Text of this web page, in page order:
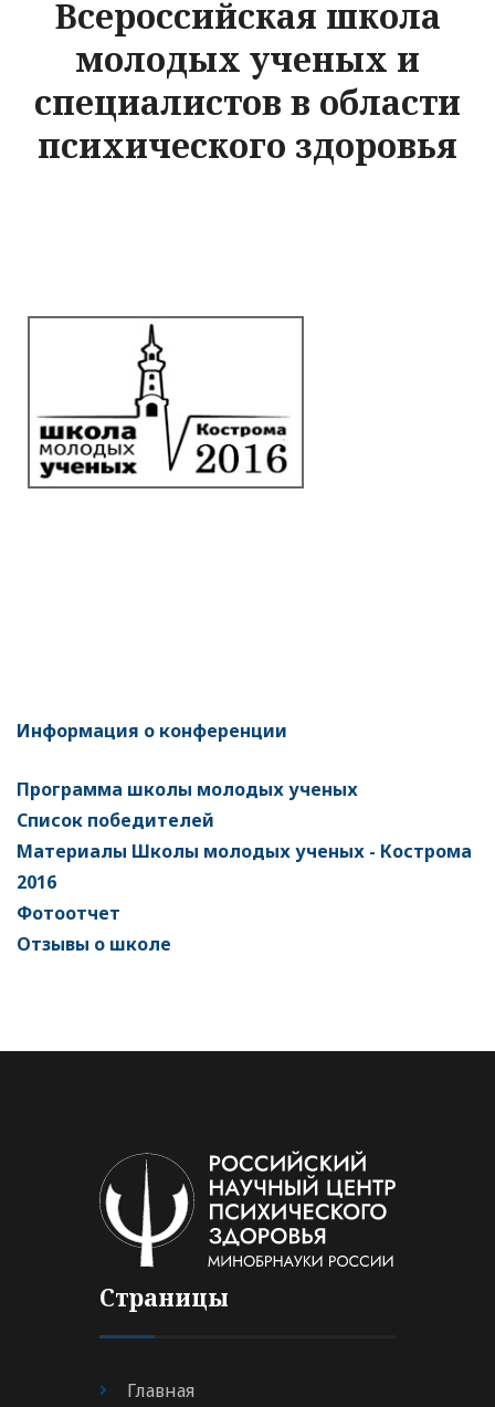
Всероссийская школа
молодых ученых и
специалистов в области
психического здоровья
Информация о конференции
Программа школы молодых ученых
Список победителей
Материалы Школы молодых ученых - Кострома
2016
Фотоотчет
Отзывы о школе
Страницы
Главная